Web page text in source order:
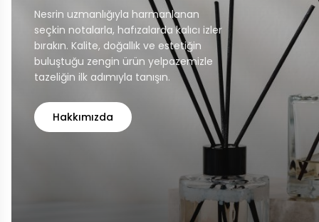
Nesrin uzmanlığıyla harmanlanan
seçkin notalarla, hafızalarda kalıcı izler
bırakın. Kalite, doğallık ve estetiğin
buluştuğu zengin ürün yelpazemizle
tazeliğin ilk adımıyla tanışın.
Hakkımızda